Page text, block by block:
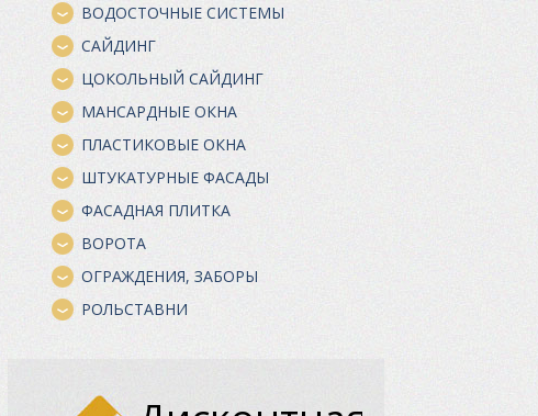
ВОДОСТОЧНЫЕ СИСТЕМЫ
САЙДИНГ
ЦОКОЛЬНЫЙ САЙДИНГ
МАНСАРДНЫЕ ОКНА
ПЛАСТИКОВЫЕ ОКНА
ШТУКАТУРНЫЕ ФАСАДЫ
ФАСАДНАЯ ПЛИТКА
ВОРОТА
ОГРАЖДЕНИЯ, ЗАБОРЫ
РОЛЬСТАВНИ